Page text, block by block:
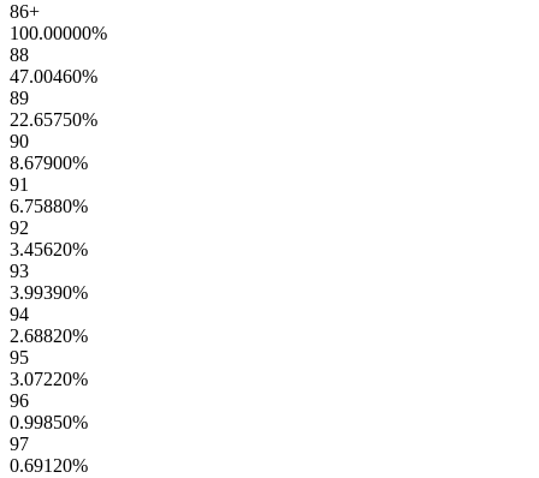
86+
100.00000%
88
47.00460%
89
22.65750%
90
8.67900%
91
6.75880%
92
3.45620%
93
3.99390%
94
2.68820%
95
3.07220%
96
0.99850%
97
0.69120%